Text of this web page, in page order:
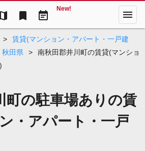
bookmark event_note
New! menu
>
賃貸(マンション・アパート・一戸建
秋田県 >
南秋田郡井川町の賃貸(マンショ
町の駐車場ありの賃
・アパート・一戸